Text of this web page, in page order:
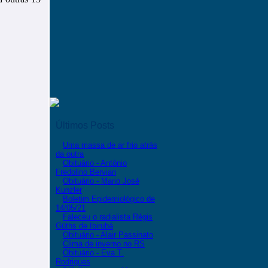
Uma massa de ar frio atrás
da outra
Obituário - Antônio
Fredolino Bervian
Obituário - Mario José
Kunzler
Boletim Epidemiológico de
14/05/21
Faleceu o radialista Régis
Güths de Ibirubá
Obituário - Alair Passinato
Clima de inverno no RS
Obituário - Eva T.
Rodrigues